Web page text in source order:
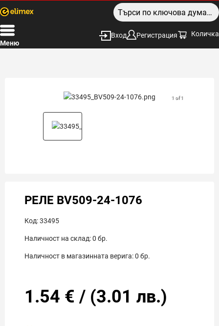
Меню
Вход Регистрация Количка
1 of 1
РЕЛЕ BV509-24-1076
Код:33495
Наличност на склад:0 бр.
Наличност в магазинната верига:0 бр.
1.54 € / (3.01 лв.)